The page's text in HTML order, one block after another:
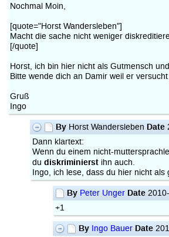
Nochmal Moin,
[quote="Horst Wandersleben"]
Macht die sache nicht weniger
[/quote]
Horst, ich bin hier nicht als Gutmensch
Bitte wende dich an Damir weil er
Gruß
Ingo
By Horst Wandersleben Date
Dann klartext:
Wenn du einem nicht-
dudiskriminierst ihn auch.
Ingo, ich lese, dass du hier nicht
By Peter Unger Date
+1
By Ingo Bauer Date